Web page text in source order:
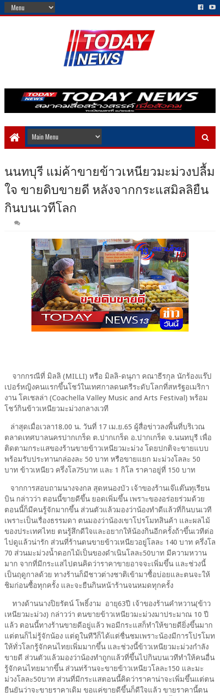
นนทบุรี แม่ค้าขายข้าวเหนียวมะม่วงปลื้ม
ใจ ขายดิบขายดี หลังจากกระแสมิลลิยืน
กินบนเวทีโลก
จากกรณีที่ มิลลิ (MILLI) หรือ มิลลิ-ดนุภา คณาธีรกุล นักร้องแร๊ป
เปอร์หญิงคนแรกขึ้นโชว์ในเทศกาลดนตรีระดับโลกที่สหรัฐอเมริกา
งาน โคเชลล่า (Coachella Valley Music and Arts Festival) พร้อม
โชว์กินข้าวเหนียวมะม่วงกลางเวที
ล่าสุดเมื่อเวลา18.00 น. วันที่ 17 เม.ย.65 ผู้สื่อข่าวลงพื้นที่บริเวณ
ตลาดเทศบาลนครปากเกร็ด ต.ปากเกร็ด อ.ปากเกร็ด จ.นนทบุรี เพื่อ
ติดตามกระแสของร้านขายข้าวเหนียวมะม่วง โดยปกติจะขายแบบ
พร้อมรับประทานกล่องละ 50 บาท หรือขายแยก มะม่วงโลละ 50
บาท ข้าวเหนียว ครึ่งโล75บาท และ 1 กิโล ราคาอยู่ที่ 150 บาท
จากการสอบถามนางจงกล สุดหนองบัว เจ้าของร้านเจ๊แต๊นทุเรียน
บิน กล่าวว่า ตอนนี้ขายดีขึ้น ยอดเพิ่มขึ้น เพราะของอร่อยร่วมด้วย
ตอนนี้ก็มีคนรู้จักมากขึ้น ส่วนตัวแล้วมองว่าน้องทำดีแล้วที่กินบนเวที
เพราะเป็นเรื่องธรรมดา ตนมองว่าน้องเขาโปรโมทสินค้า และผลไม้
ของประเทศไทย ตนรู้สึกดีใจและอยากให้น้องกินอีกครั้งถ้าขึ้นเวทีต่อ
ไปดูแล้วน่ารัก ส่วนที่ร้านตนขายข้าวเหนียวอยู่โลละ 140 บาท ครึ่งโล
70 ส่วนมะม่วงน้ำดอกไม้เป็นของดำเนินโลละ50บาท มีความหวาน
มาก จากที่มีกระแสไปตนคิดว่าราคาขายอาจจะเพิ่มขึ้น และช่วงนี้
เป็นฤดูกาลด้วย ทางร้านก็มีชาวต่างชาติเข้ามาซื้อบ่อยและตนจะให้
ชิมก่อนซื้อทุกครั้ง และจะยืนกินหน้าร้านจนหมดทุกครั้ง
ทางด้านนางปิยรัตน์ โพธิ์งาม อายุ63ปี เจ้าของร้านคำหวาน(ข้าว
เหนียวมะม่วง) กล่าวว่า ตนขายข้าวเหนียวมะม่วงมาประมาณ 10 ปี
แล้ว ตอนนี้ทางร้านขายดีอยู่แล้ว พอมีกระแสก็ทำให้ขายดียิ่งขึ้นมาก
แต่ตนก็ไม่รู้จักน้อง แต่ดูในทีวีก็ได้แต่ชื่นชมเพราะน้องมีการโปรโมท
ให้ทั่วโลกรู้จักคนไทยเพิ่มมากขึ้น และช่วงนี้ข้าวเหนียวมะม่วงกำลัง
ขายดี ส่วนตัวแล้วมองว่าน้องทำถูกแล้วที่ขึ้นไปกินบนเวทีทำให้คนอื่น
รู้จักคนไทยมากขึ้น ส่วนท่ร้านจะขายข้าวเหนียวโลละ150 และมะ
ม่วงโลละ50บาท ส่วนที่มีกระแสตอนนี้คิดว่าราคาน่าจะเพิ่มขึ้นแต่ตน
ยืนยันว่าจะขายราคาเดิม ขอแค่ขายดีขึ้นก็ดีใจแล้ว ขายราคานี้ตน